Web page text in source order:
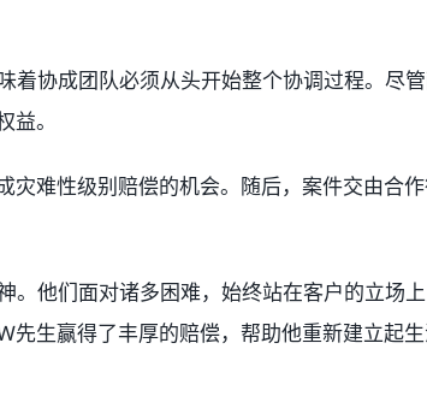
协成团队必须从头开始整个协调过程。尽
。
难性级别赔偿的机会。随后，案件交由合
他们面对诸多困难，始终站在客户的立场
生赢得了丰厚的赔偿，帮助他重新建立起